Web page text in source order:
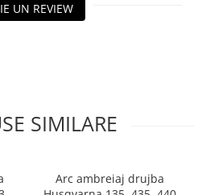
UN REVIEW
SIMILARE
Arc ambreiaj drujba